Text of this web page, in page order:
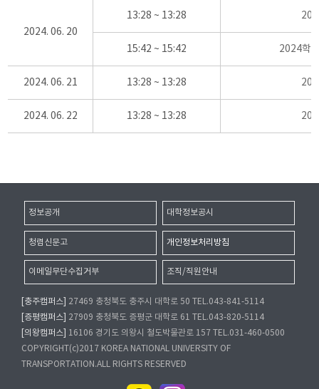
2024. 06. 20
13:28 ~ 13:28
15:42 ~ 15:42 2024학
2024. 06. 21 13:28 ~ 13:28
2024. 06. 22 13:28 ~ 13:28
정보공개 대학정보공시
청렴신문고 개인정보처리방침
이메일무단수집거부 조직/직원안내
[충주캠퍼스]
27469 충청북도 충주시 대학로 50 TEL.043-841-5114
[증평캠퍼스]
27909 충청북도 증평군 대학로 61 TEL.043-820-5114
[의왕캠퍼스]
16106 경기도 의왕시 철도박물관로 157 TEL.031-460-0500
COPYRIGHT(c)2017 KOREA NATIONAL UNIVERSITY OF
TRANSPORTATION.ALL RIGHTS RESERVED